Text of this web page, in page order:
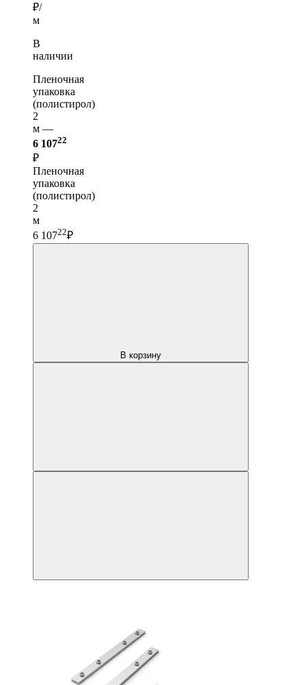
₽/
м
В
наличии
Пленочная
упаковка
(полистирол)
2
м —
6 10722
₽
Пленочная
упаковка
(полистирол)
2
м
6 10722₽
В корзину